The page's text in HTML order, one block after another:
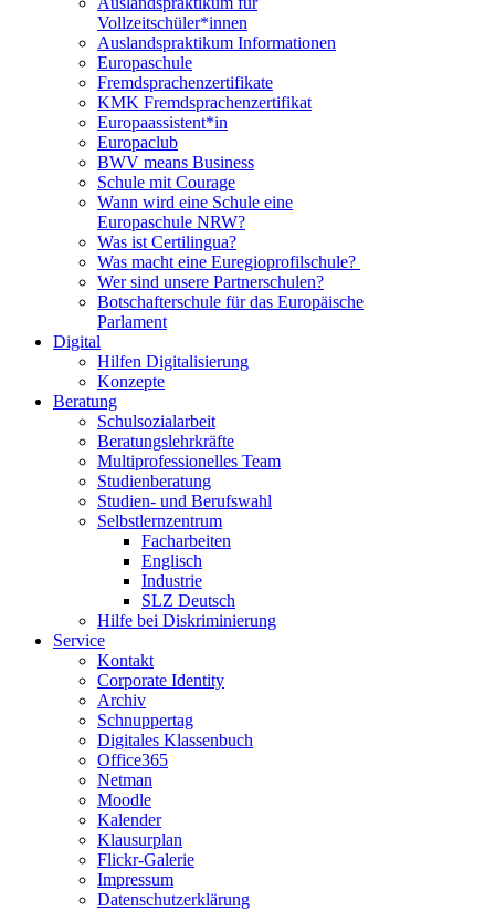
Vollzeitschüler*innen
Auslandspraktikum Informationen
Europaschule
Fremdsprachenzertifikate
KMK Fremdsprachenzertifikat
Europaassistent*in
Europaclub
BWV means Business
Schule mit Courage
Wann wird eine Schule eine
Europaschule NRW?
Was ist Certilingua?
Was macht eine Euregioprofilschule?
Wer sind unsere Partnerschulen?
Botschafterschule für das Europäische
Parlament
Digital
Hilfen Digitalisierung
Konzepte
Beratung
Schulsozialarbeit
Beratungslehrkräfte
Multiprofessionelles Team
Studienberatung
Studien- und Berufswahl
Selbstlernzentrum
Facharbeiten
Englisch
Industrie
SLZ Deutsch
Hilfe bei Diskriminierung
Service
Kontakt
Corporate Identity
Archiv
Schnuppertag
Digitales Klassenbuch
Office365
Netman
Moodle
Kalender
Klausurplan
Flickr-Galerie
Impressum
Datenschutzerklärung